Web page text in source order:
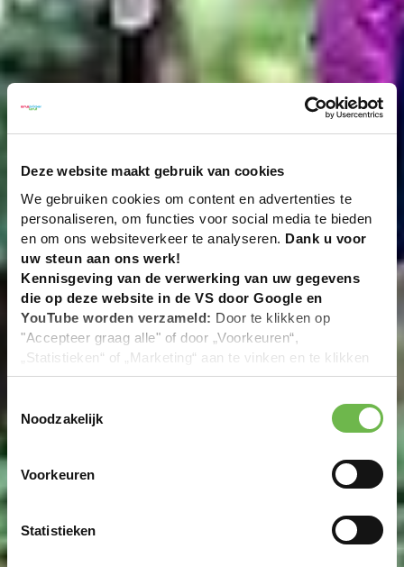
Deze website maakt gebruik van cookies
We gebruiken cookies om content en advertenties te
personaliseren, om functies voor social media te bieden
en om ons websiteverkeer te analyseren. Dank u voor
uw steun aan ons werk!
Kennisgeving van de verwerking van uw gegevens
die op deze website in de VS door Google en
YouTube worden verzameld: Door te klikken op
"Accepteer graag alle" of door „Voorkeuren“,
„Statistieken“ of „Marketing“ aan te vinken en te klikken
op "Selectie handmatig instellen", stemt u er ook mee in
overeenstemming met Art. 49 (1) zin 1 lit. a DSGVO. De
VS zijn door het Europees Hof van Justitie beoordeeld
gegevensbescherming volgens EU-normen. In het
Amerikaanse autoriteiten worden verwerkt voor controle-
en toezichtdoeleinden, mogelijk ook zonder enig
Noodzakelijk
Voorkeuren
Statistieken